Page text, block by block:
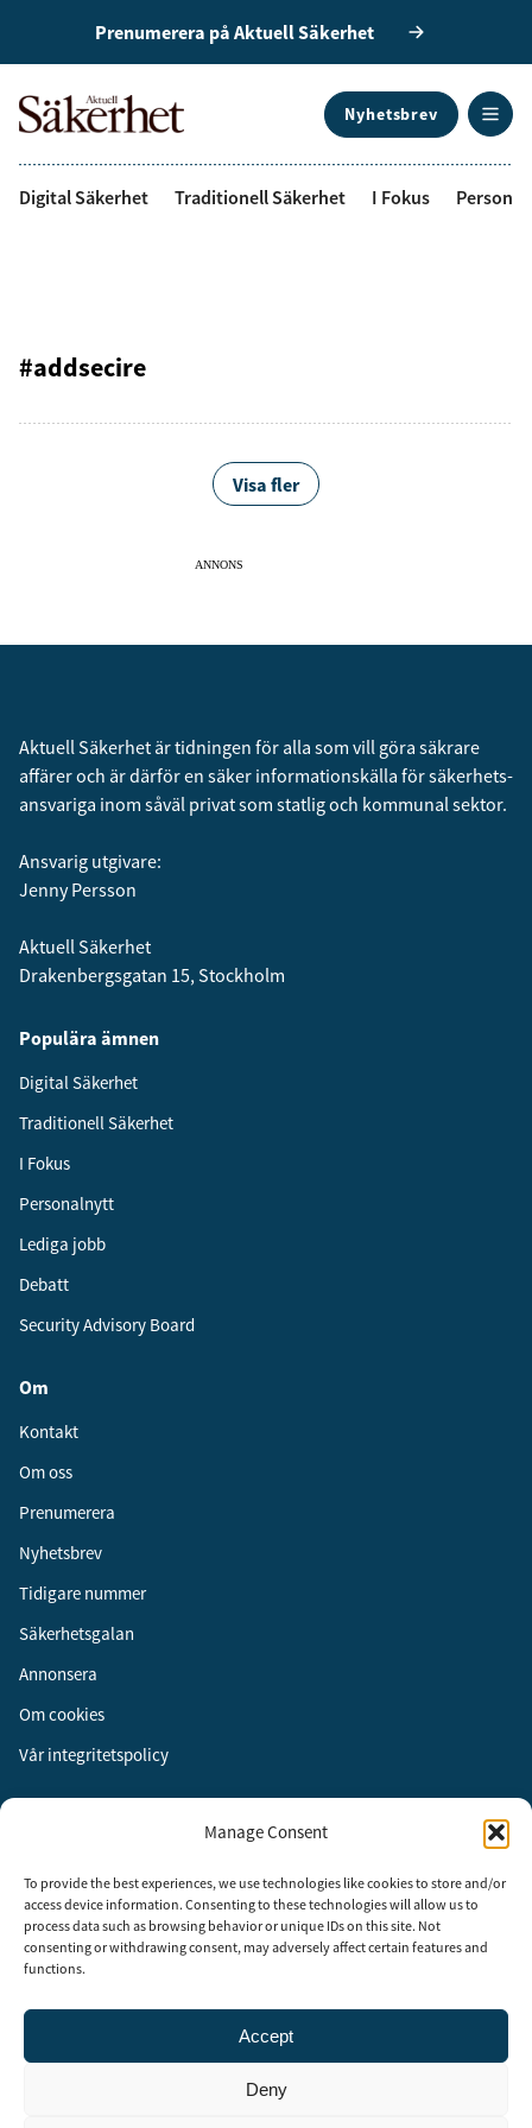
Manage Consent
To provide the best experiences, we use technologies like cookies to store and/or
access device information. Consenting to these technologies will allow us to
process data such as browsing behavior or unique IDs on this site. Not
consenting or withdrawing consent, may adversely affect certain features and
functions.
Accept
Deny
Prenumerera på Aktuell Säkerhet
Nyhetsbrev
Digital Säkerhet Traditionell Säkerhet I Fokus
#addsecire
Visa fler
ANNONS
Aktuell Säkerhet är tidningen för alla som vill göra säkrare
affärer och är därför en säker informationskälla för säkerhets­
ansvariga inom såväl privat som statlig och kommunal sektor.
Ansvarig utgivare:
Jenny Persson
Aktuell Säkerhet
Drakenbergsgatan 15, Stockholm
Populära ämnen
Digital Säkerhet
Traditionell Säkerhet
I Fokus
Personalnytt
Lediga jobb
Debatt
Security Advisory Board
Om
Kontakt
Om oss
Prenumerera
Nyhetsbrev
Tidigare nummer
Säkerhetsgalan
Annonsera
Om cookies
Vår integritetspolicy
Instagram
LinkedIn
Säkerhet år 2003 för att stimulera, utveckla och informera om